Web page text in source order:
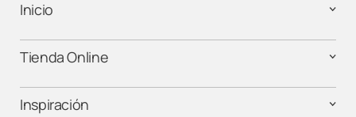
Inicio
Tienda Online
Inspiración